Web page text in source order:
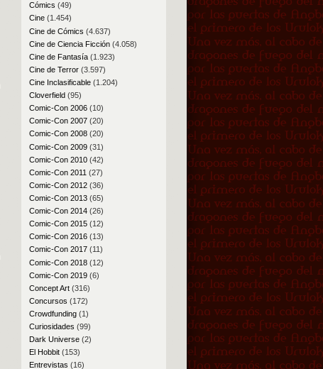
Cómics (49)
Cine(1.454)
Cine de Cómics (4.637)
Cine de Ciencia Ficción(4.058)
Cine de Fantasía(1.923)
Cine de Terror(3.597)
Cine Inclasificable(1.204)
Cloverfield(95)
Comic-Con 2006(10)
Comic-Con 2007(20)
Comic-Con 2008(20)
Comic-Con 2009(31)
Comic-Con 2010(42)
Comic-Con 2011 (27)
Comic-Con 2012(36)
Comic-Con 2013(65)
Comic-Con 2014(26)
Comic-Con 2015(12)
Comic-Con 2016(13)
Comic-Con 2017(11)
Comic-Con 2018(12)
Comic-Con 2019(6)
Concept Art(316)
Concursos (172)
Crowdfunding(1)
Curiosidades (99)
Dark Universe(2)
El Hobbit(153)
Entrevistas (16)